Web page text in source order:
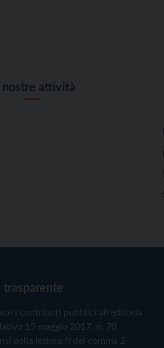
nostre attività
i contributi pubblici all'editoria
15 maggio 2017, n. 70.
della lettera f) del comma 2